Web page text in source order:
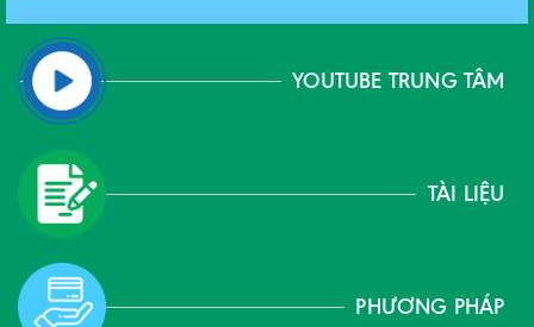
YOUTUBE TRUNG TÂM
TÀI LIỆU
PHƯƠNG PHÁP